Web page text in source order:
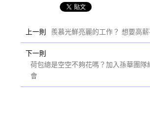
上一則 羨慕光鮮亮麗的工作？ 想要高薪
下一則
荷包總是空空不夠花嗎？加入孫華團隊
會